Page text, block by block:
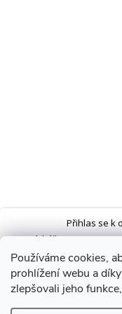
Používáme cookies,
prohlížení webu a
zlepšovali jeho
Přihlas se k
ZískášSLEVU 5 %na
novinkám,